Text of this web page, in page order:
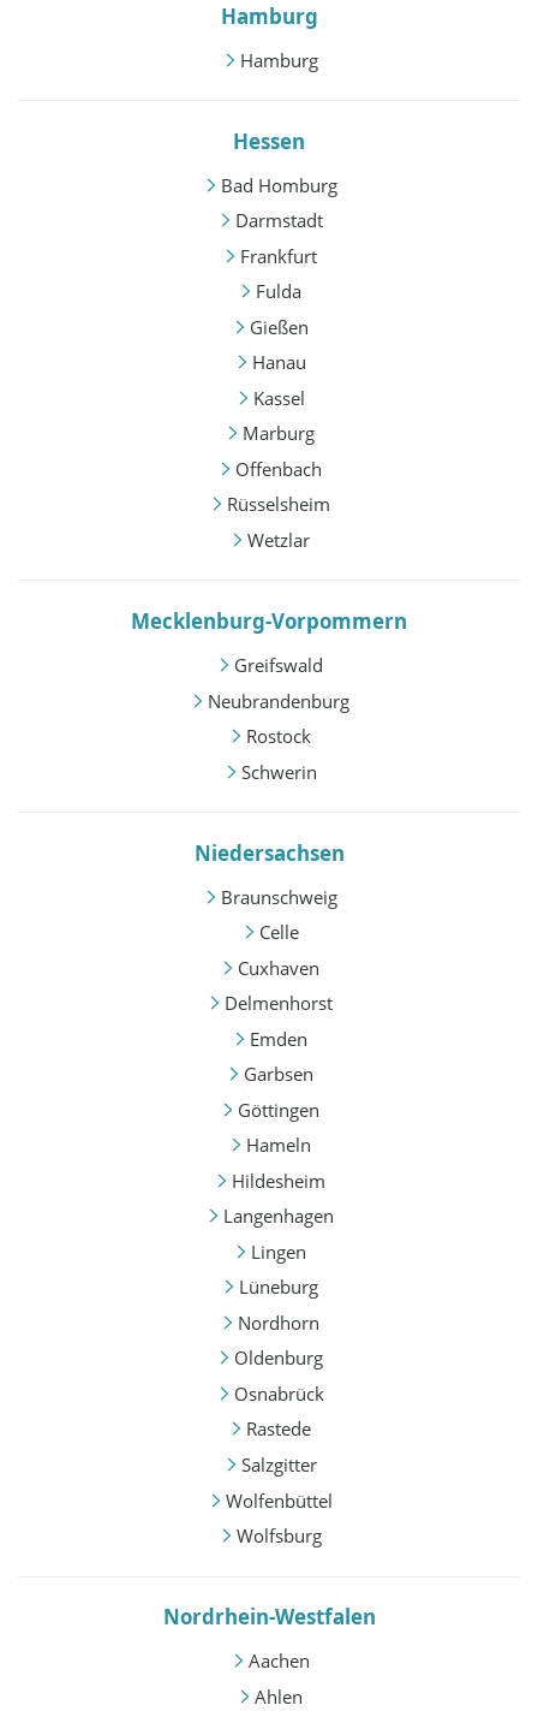
Hamburg
Hamburg
Hessen
Bad Homburg
Darmstadt
Frankfurt
Fulda
Gießen
Hanau
Kassel
Marburg
Offenbach
Rüsselsheim
Wetzlar
Mecklenburg-Vorpommern
Greifswald
Neubrandenburg
Rostock
Schwerin
Niedersachsen
Braunschweig
Celle
Cuxhaven
Delmenhorst
Emden
Garbsen
Göttingen
Hameln
Hildesheim
Langenhagen
Lingen
Lüneburg
Nordhorn
Oldenburg
Osnabrück
Rastede
Salzgitter
Wolfenbüttel
Wolfsburg
Nordrhein-Westfalen
Aachen
Ahlen